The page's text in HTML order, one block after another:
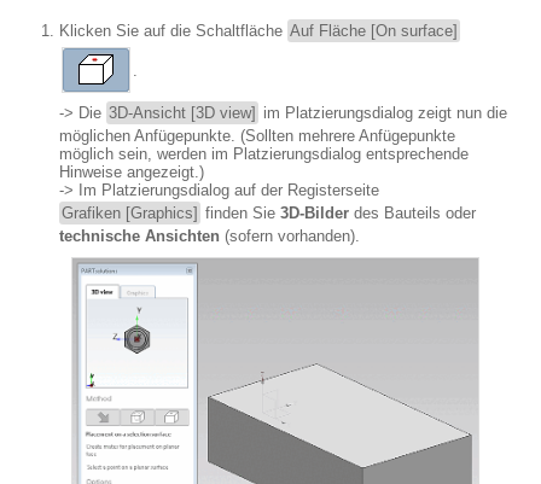
Klicken Sie auf die Schaltfläche Auf Fläche [On surface]
.
-> Die 3D-Ansicht [3D view] im Platzierungsdialog zeigt nun die
möglichen Anfügepunkte. (Sollten mehrere Anfügepunkte
möglich sein, werden im Platzierungsdialog entsprechende
Hinweise angezeigt.)
-> Im Platzierungsdialog auf der Registerseite
Grafiken [Graphics] finden Sie 3D-Bilder des Bauteils oder
technische Ansichten (sofern vorhanden).